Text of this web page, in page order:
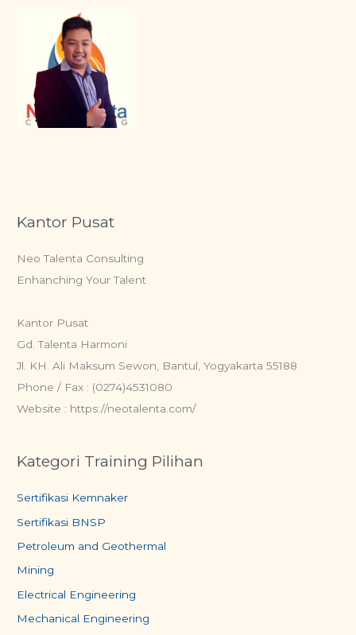
Kantor Pusat
Neo Talenta Consulting
Enhanching Your Talent
Kantor Pusat
Gd. Talenta Harmoni
Jl. KH. Ali Maksum Sewon, Bantul, Yogyakarta 55188
Phone / Fax : (0274)4531080
Website : https://neotalenta.com/
Kategori Training Pilihan
Sertifikasi Kemnaker
Sertifikasi BNSP
Petroleum and Geothermal
Mining
Electrical Engineering
Mechanical Engineering